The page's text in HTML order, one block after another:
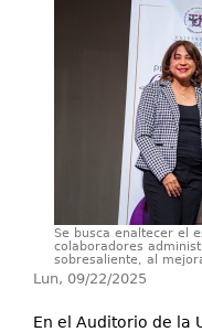
Se busca enaltecer el
colaboradores
sobresaliente, al
Lun, 09/22/2025
En el Auditorio de la